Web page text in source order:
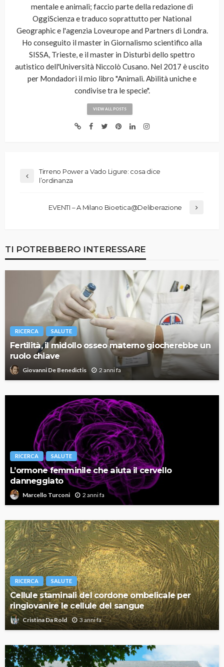
mentale e animali; faccio parte della redazione di
OggiScienza e traduco soprattutto per National
Geographic e l'agenzia Loveurope and Partners di Londra.
Ho conseguito il master in Giornalismo scientifico alla
SISSA, Trieste, e il master in Disturbi dello spettro
autistico dell'Università Niccolò Cusano. Nel 2017 è uscito
per Mondadori il mio libro "Animali. Abilità uniche e
condivise tra le specie".
VIEW ALL POSTS
Tirreno Power a Vado Ligure: cosa dice
l’ordinanza
EVENTI – A Milano Bioetica@Deliberazione
TI POTREBBERO INTERESSARE
RICERCA SALUTE
Fertilità, il midollo osseo materno giocherebbe un
ruolo chiave
Giovanni De Benedictis 2 anni fa
RICERCA SALUTE
L’ormone femminile che aiuta il cervello
danneggiato
Marcello Turconi 2 anni fa
RICERCA SALUTE
Cellule staminali del cordone ombelicale per
ringiovanire le cellule del sangue
Cristina Da Rold 3 anni fa